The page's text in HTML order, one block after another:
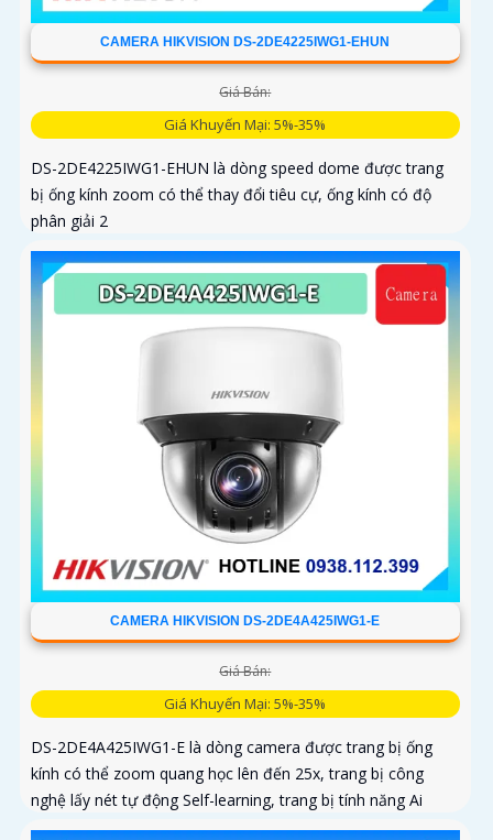
CAMERA HIKVISION DS-2DE4225IWG1-EHUN
Giá Bán:
Giá Khuyến Mại: 5%-35%
DS-2DE4225IWG1-EHUN là dòng speed dome được trang
bị ống kính zoom có thể thay đổi tiêu cự, ống kính có độ
phân giải 2
CAMERA HIKVISION DS-2DE4A425IWG1-E
Giá Bán:
Giá Khuyến Mại: 5%-35%
DS-2DE4A425IWG1-E là dòng camera được trang bị ống
kính có thể zoom quang học lên đến 25x, trang bị công
nghệ lấy nét tự động Self-learning, trang bị tính năng Ai
nhận diện chính xác tích hợp AcuSearch khi kết hợp chung